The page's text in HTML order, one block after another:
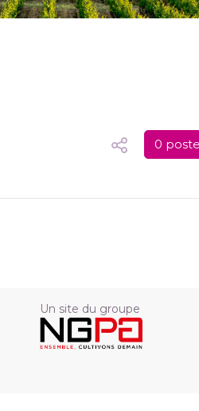
0
Un site du groupe